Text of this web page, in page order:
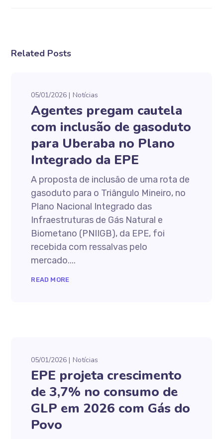
Related Posts
05/01/2026 Notícias
Agentes pregam cautela
com inclusão de gasoduto
para Uberaba no Plano
Integrado da EPE
A proposta de inclusão de uma rota de
gasoduto para o Triângulo Mineiro, no
Plano Nacional Integrado das
Infraestruturas de Gás Natural e
Biometano (PNIIGB), da EPE, foi
recebida com ressalvas pelo
mercado....
READ MORE
05/01/2026 Notícias
EPE projeta crescimento
de 3,7% no consumo de
GLP em 2026 com Gás do
Povo